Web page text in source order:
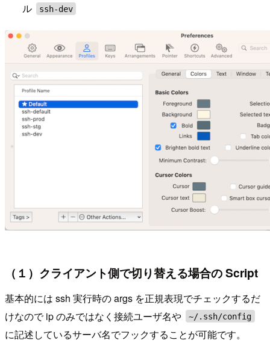
ル
ssh-dev
（１）クライアント側で切り替える場合の Script
基本的には ssh 実行時の args を正規表現でチェックするだ
けなので ip のみではなく接続ユーザ名や
~/.ssh/config
に記述しているサーバ名でフックすることが可能です。